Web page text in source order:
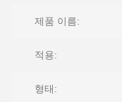
제품 이름:
적용:
형태: